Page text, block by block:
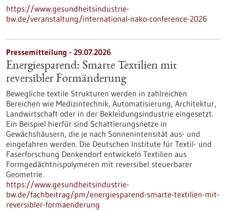
https://www.gesundheitsindustrie-
bw.de/veranstaltung/international-nako-conference-2026
Pressemitteilung - 29.07.2026
Energiesparend: Smarte Textilien mit
reversibler Formänderung
Bewegliche textile Strukturen werden in zahlreichen
Bereichen wie Medizintechnik, Automatisierung, Architektur,
Landwirtschaft oder in der Bekleidungsindustrie eingesetzt.
Ein Beispiel hierfür sind Schattierungsnetze in
Gewächshäusern, die je nach Sonnenintensität aus- und
eingefahren werden. Die Deutschen Institute für Textil- und
Faserforschung Denkendorf entwickeln Textilien aus
Formgedächtnispolymeren mit reversibel steuerbarer
Geometrie.
https://www.gesundheitsindustrie-
bw.de/fachbeitrag/pm/energiesparend-smarte-textilien-mit-
reversibler-formaenderung